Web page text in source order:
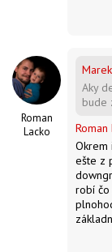
Roman
Lacko
Aky
bude
Roman
Okrem
ešte z
robí čo